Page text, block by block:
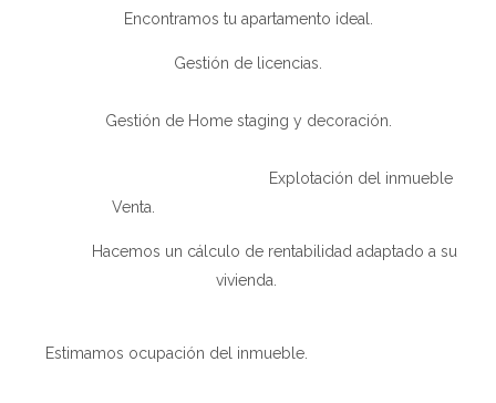
Encontramos tu apartamento ideal.
Gestión de licencias.
Gestión de Home staging y decoración.
Explotación del inmueble
Venta.
Hacemos un cálculo de rentabilidad adaptado a su
vivienda.
Estimamos ocupación del inmueble.